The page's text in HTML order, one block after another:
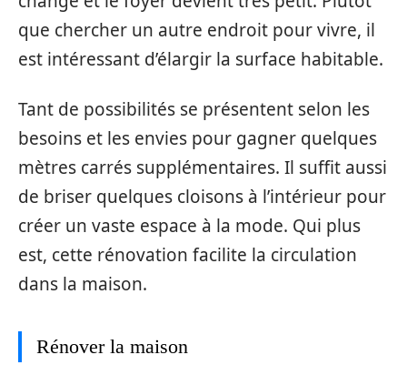
que chercher un autre endroit pour vivre, il
est intéressant d’élargir la surface habitable.
Tant de possibilités se présentent selon les
besoins et les envies pour gagner quelques
mètres carrés supplémentaires. Il suffit aussi
de briser quelques cloisons à l’intérieur pour
créer un vaste espace à la mode. Qui plus
est, cette rénovation facilite la circulation
dans la maison.
Rénover la maison